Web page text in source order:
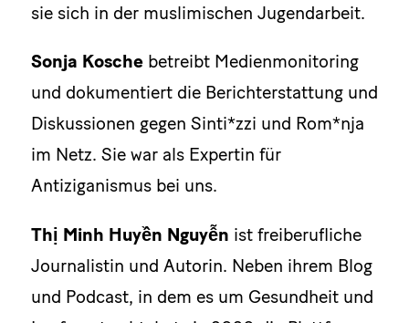
sie sich in der muslimischen Jugendarbeit.
Sonja Koschebetreibt Medienmonitoring
und dokumentiert die Berichterstattung und
Diskussionen gegen Sinti*zzi und Rom*nja
im Netz. Sie war als Expertin für
Antiziganismus bei uns.
Thị Minh Huyền Nguyễn ist freiberufliche
Journalistin und Autorin. Neben ihrem Blog
und Podcast, in dem es um Gesundheit und